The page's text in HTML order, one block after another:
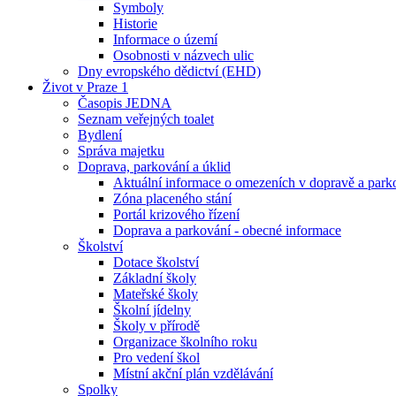
Symboly
Historie
Informace o území
Osobnosti v názvech ulic
Dny evropského dědictví (EHD)
Život v Praze 1
Časopis JEDNA
Seznam veřejných toalet
Bydlení
Správa majetku
Doprava, parkování a úklid
Aktuální informace o omezeních v dopravě a
Zóna placeného stání
Portál krizového řízení
Doprava a parkování - obecné informace
Školství
Dotace školství
Základní školy
Mateřské školy
Školní jídelny
Školy v přírodě
Organizace školního roku
Pro vedení škol
Místní akční plán vzdělávání
Spolky